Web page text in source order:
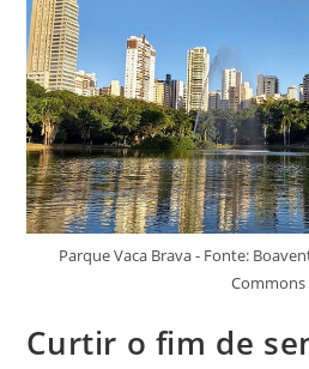
Parque Vaca Brava - Fonte:
Commons
Curtir o fim de